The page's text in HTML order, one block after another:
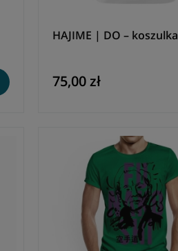
HAJIME | DO – koszulka
75,00 zł